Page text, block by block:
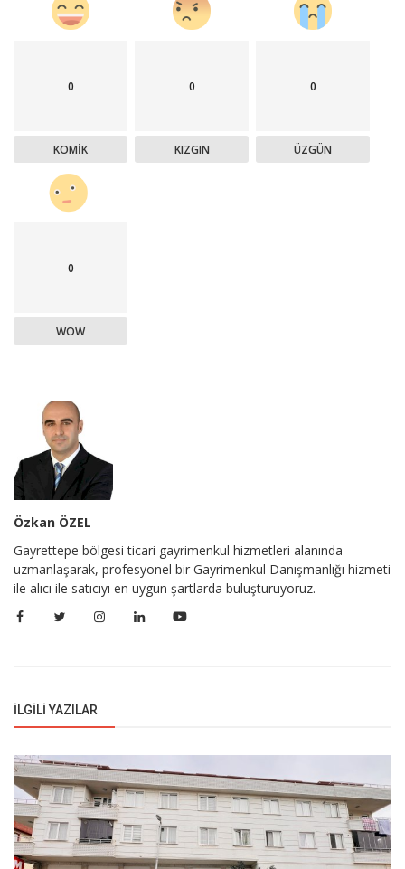
0
KOMIK
0
KIZGIN
0
ÜZGÜN
0
WOW
Özkan ÖZEL
Gayrettepe bölgesi ticari gayrimenkul hizmetleri alanında
uzmanlaşarak, profesyonel bir Gayrimenkul Danışmanlığı hizmeti
ile alıcı ile satıcıyı en uygun şartlarda buluşturuyoruz.
İLGILI YAZILAR